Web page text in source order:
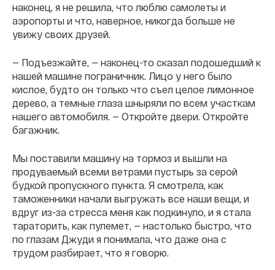
наконец, я не решила, что люблю самолеты и
аэропорты и что, наверное, никогда больше не
увижу своих друзей.
— Подъезжайте, — наконец-то сказал подошедший к
нашей машине пограничник. Лицо у него было
кислое, будто он только что съел целое лимонное
дерево, а темные глаза шныряли по всем участкам
нашего автомобиля. — Откройте двери. Откройте
багажник.
Мы поставили машину на тормоз и вышли на
продуваемый всеми ветрами пустырь за серой
будкой пропускного пункта. Я смотрела, как
таможенники начали выгружать все наши вещи, и
вдруг из-за стресса меня как подкинуло, и я стала
тараторить, как пулемет, — настолько быстро, что
по глазам Джуди я понимала, что даже она с
трудом разбирает, что я говорю.